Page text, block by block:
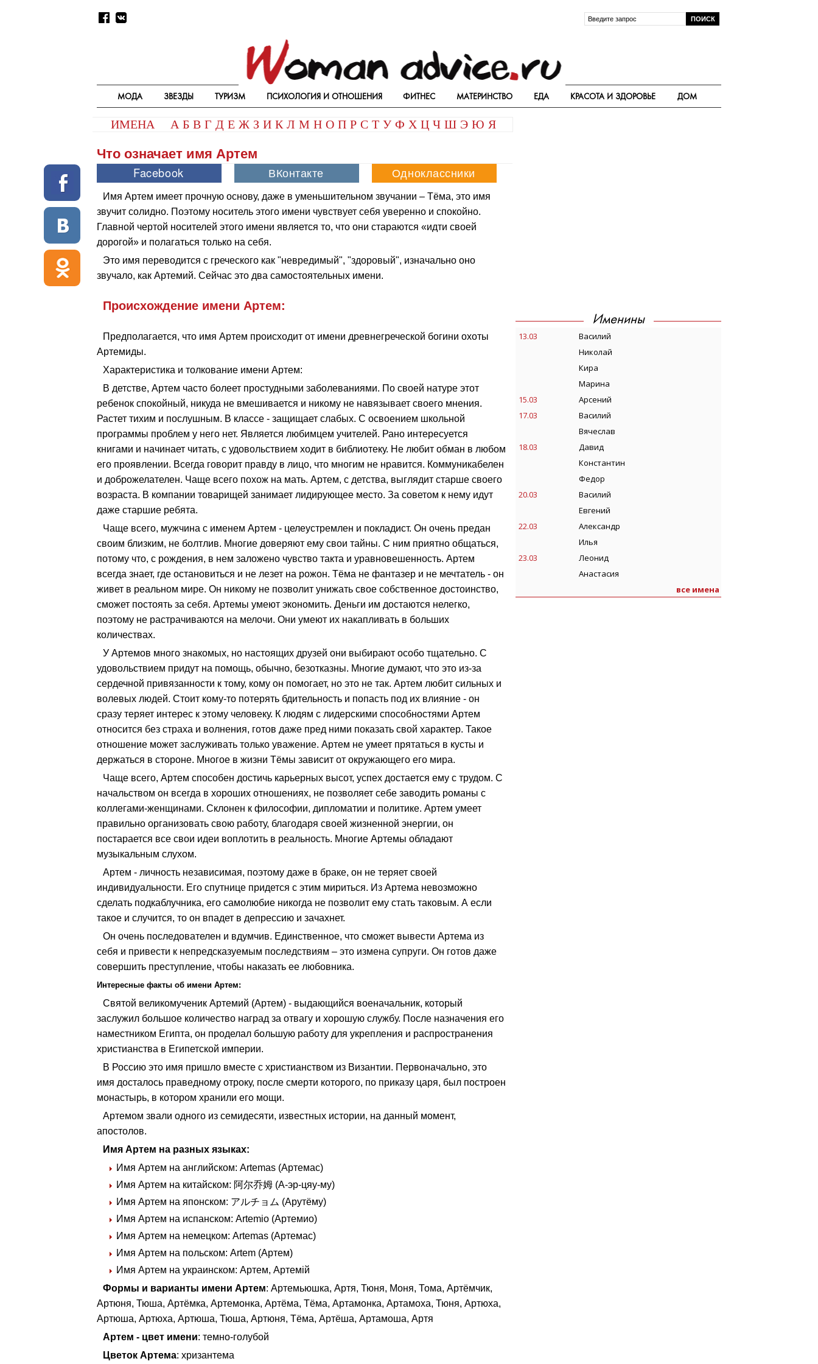
МОДА ЗВЕЗДЫ ТУРИЗМ ПСИХОЛОГИЯ И ОТНОШЕНИЯ ФИТНЕС МАТЕРИНСТВО ЕДА КРАСОТА И ЗДОРОВЬЕ ДОМ
ИМЕНА А Б В Г Д Е Ж З И К Л М Н О П Р С Т У Ф Х Ц Ч Ш Э Ю Я
Что означает имя Артем
Имя Артем имеет прочную основу, даже в уменьшительном звучании – Тёма, это имя
звучит солидно. Поэтому носитель этого имени чувствует себя уверенно и спокойно.
Главной чертой носителей этого имени является то, что они стараются «идти своей
дорогой» и полагаться только на себя.
Это имя переводится с греческого как "невредимый", "здоровый", изначально оно
звучало, как Артемий. Сейчас это два самостоятельных имени.
Происхождение имени Артем:
Предполагается, что имя Артем происходит от имени древнегреческой богини охоты
Артемиды.
Характеристика и толкование имени Артем:
В детстве, Артем часто болеет простудными заболеваниями. По своей натуре этот
ребенок спокойный, никуда не вмешивается и никому не навязывает своего мнения.
Растет тихим и послушным. В классе - защищает слабых. С освоением школьной
программы проблем у него нет. Является любимцем учителей. Рано интересуется
книгами и начинает читать, с удовольствием ходит в библиотеку. Не любит обман в любом
его проявлении. Всегда говорит правду в лицо, что многим не нравится. Коммуникабелен
и доброжелателен. Чаще всего похож на мать. Артем, с детства, выглядит старше своего
возраста. В компании товарищей занимает лидирующее место. За советом к нему идут
даже старшие ребята.
Чаще всего, мужчина с именем Артем - целеустремлен и покладист. Он очень предан
своим близким, не болтлив. Многие доверяют ему свои тайны. С ним приятно общаться,
потому что, с рождения, в нем заложено чувство такта и уравновешенность. Артем
всегда знает, где остановиться и не лезет на рожон. Тёма не фантазер и не мечтатель - он
живет в реальном мире. Он никому не позволит унижать свое собственное достоинство,
сможет постоять за себя. Артемы умеют экономить. Деньги им достаются нелегко,
поэтому не растрачиваются на мелочи. Они умеют их накапливать в больших
количествах.
У Артемов много знакомых, но настоящих друзей они выбирают особо тщательно. С
удовольствием придут на помощь, обычно, безотказны. Многие думают, что это из-за
сердечной привязанности к тому, кому он помогает, но это не так. Артем любит сильных и
волевых людей. Стоит кому-то потерять бдительность и попасть под их влияние - он
сразу теряет интерес к этому человеку. К людям с лидерскими способностями Артем
относится без страха и волнения, готов даже пред ними показать свой характер. Такое
отношение может заслуживать только уважение. Артем не умеет прятаться в кусты и
держаться в стороне. Многое в жизни Тёмы зависит от окружающего его мира.
Чаще всего, Артем способен достичь карьерных высот, успех достается ему с трудом. С
начальством он всегда в хороших отношениях, не позволяет себе заводить романы с
коллегами-женщинами. Склонен к философии, дипломатии и политике. Артем умеет
правильно организовать свою работу, благодаря своей жизненной энергии, он
постарается все свои идеи воплотить в реальность. Многие Артемы обладают
музыкальным слухом.
Артем - личность независимая, поэтому даже в браке, он не теряет своей
индивидуальности. Его спутнице придется с этим мириться. Из Артема невозможно
сделать подкаблучника, его самолюбие никогда не позволит ему стать таковым. А если
такое и случится, то он впадет в депрессию и зачахнет.
Он очень последователен и вдумчив. Единственное, что сможет вывести Артема из
себя и привести к непредсказуемым последствиям – это измена супруги. Он готов даже
совершить преступление, чтобы наказать ее любовника.
Интересные факты об имени Артем:
Святой великомученик Артемий (Артем) - выдающийся военачальник, который
заслужил большое количество наград за отвагу и хорошую службу. После назначения его
наместником Египта, он проделал большую работу для укрепления и распространения
христианства в Египетской империи.
В Россию это имя пришло вместе с христианством из Византии. Первоначально, это
имя досталось праведному отроку, после смерти которого, по приказу царя, был построен
монастырь, в котором хранили его мощи.
Артемом звали одного из семидесяти, известных истории, на данный момент,
апостолов.
Имя Артем на разных языках:
Имя Артем на английском: Artemas (Артемас)
Имя Артем на китайском: 阿尔乔姆 (А-эр-цяу-му)
Имя Артем на японском: アルチョム (Арутёму)
Имя Артем на испанском: Artemio (Артемио)
Имя Артем на немецком: Artemas (Артемас)
Имя Артем на польском: Artem (Артем)
Имя Артем на украинском: Артем, Артемій
Формы и варианты имени Артем: Артемьюшка, Артя, Тюня, Моня, Тома, Артёмчик,
Артюня, Тюша, Артёмка, Артемонка, Артёма, Тёма, Артамонка, Артамоха, Тюня, Артюха,
Артюша, Артюха, Артюша, Тюша, Артюня, Тёма, Артёша, Артамоша, Артя
Артем - цвет имени: темно-голубой
Цветок Артема: хризантема
Именины
13.03
Василий
Николай
Кира
Марина
15.03
Арсений
17.03
Василий
Вячеслав
18.03
Давид
Константин
Федор
20.03
Василий
Евгений
22.03
Александр
Илья
23.03
Леонид
Анастасия
все имена